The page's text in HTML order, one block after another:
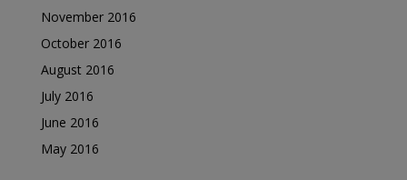
November 2016
October 2016
August 2016
July 2016
June 2016
May 2016